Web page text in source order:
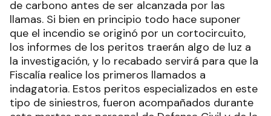
de carbono antes de ser alcanzada por las
llamas. Si bien en principio todo hace suponer
que el incendio se originó por un cortocircuito,
los informes de los peritos traerán algo de luz a
la investigación, y lo recabado servirá para que la
Fiscalía realice los primeros llamados a
indagatoria. Estos peritos especializados en este
tipo de siniestros, fueron acompañados durante